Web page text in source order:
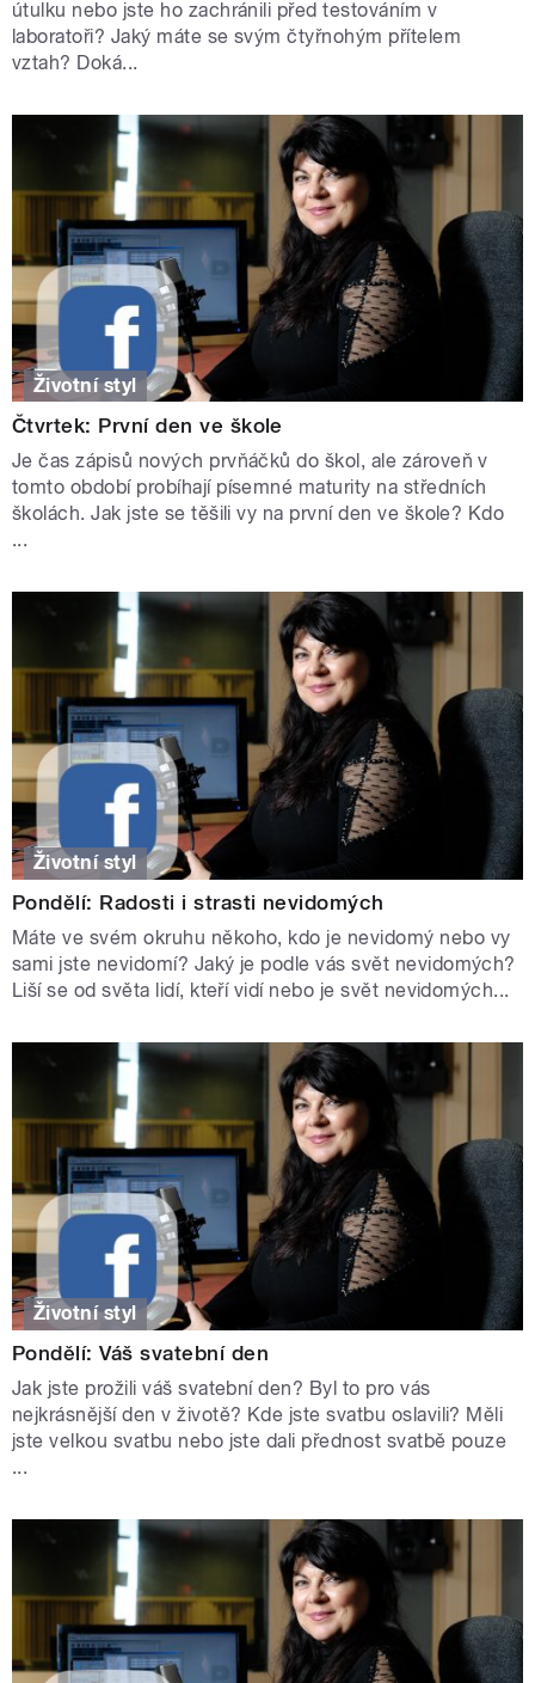
útulku nebo jste ho zachránili před testováním v
laboratoři? Jaký máte se svým čtyřnohým přítelem
vztah? Doká...
Životní styl
Čtvrtek: První den ve škole
Je čas zápisů nových prvňáčků do škol, ale zároveň v
tomto období probíhají písemné maturity na středních
školách. Jak jste se těšili vy na první den ve škole? Kdo
...
Životní styl
Pondělí: Radosti i strasti nevidomých
Máte ve svém okruhu někoho, kdo je nevidomý nebo vy
sami jste nevidomí? Jaký je podle vás svět nevidomých?
Liší se od světa lidí, kteří vidí nebo je svět nevidomých...
Životní styl
Pondělí: Váš svatební den
Jak jste prožili váš svatební den? Byl to pro vás
nejkrásnější den v životě? Kde jste svatbu oslavili? Měli
jste velkou svatbu nebo jste dali přednost svatbě pouze
...